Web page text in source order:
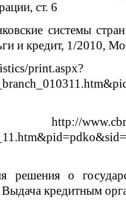
ст. 6
системы
и кредит, 1/2010,
print.aspx?
решения о
кредитным